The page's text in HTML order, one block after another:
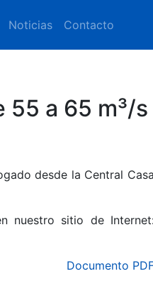
Noticias Contacto
55 a 65 m³/s
desde la Central Casa
nuestro sitio de
Documento